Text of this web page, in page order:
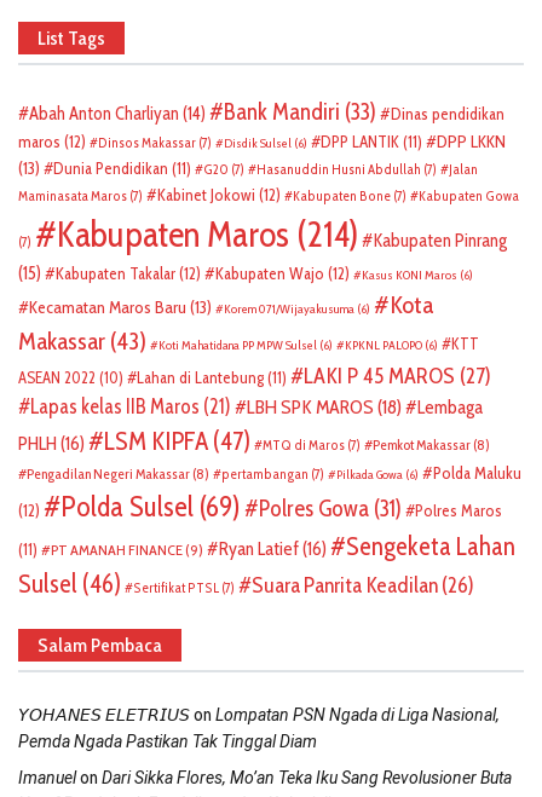
List Tags
Abah Anton Charliyan (14) Bank Mandiri (33)
Dinas pendidikan
maros (12) Dinsos Makassar (7) Disdik Sulsel (6) DPP LANTIK(11)
DPP LKKN
(13)
Dunia Pendidikan (11) G20 (7) Hasanuddin Husni Abdullah (7)
Jalan
Maminasata Maros (7) Kabinet Jokowi (12) Kabupaten Bone (7) Kabupaten Gowa
(7) Kabupaten Maros (214)
Kabupaten Pinrang
(15)
Kabupaten Takalar(12) Kabupaten Wajo (12) Kasus KONI Maros (6)
Kecamatan Maros Baru (13) Korem 071/Wijayakusuma (6)
Kota
Makassar (43) Koti Mahatidana PP MPW Sulsel (6) KPKNL PALOPO (6)
KTT
ASEAN 2022 (10) Lahan di Lantebung(11) LAKI P 45 MAROS (27)
Lapas kelas IIB Maros (21) LBH SPK MAROS (18)
Lembaga
PHLH (16) LSM KIPFA (47) MTQ di Maros (7) Pemkot Makassar (8)
Pengadilan Negeri Makassar (8) pertambangan (7) Pilkada Gowa (6)
Polda Maluku
(12)
Polda Sulsel (69) Polres Gowa (31)
Polres Maros
(11)
PT AMANAH FINANCE(9) Ryan Latief(16)
Sengeketa Lahan
Sulsel (46) Sertifikat PTSL (7) Suara Panrita Keadilan(26)
Salam Pembaca
𝘠𝘖𝘏𝘈𝘕𝘌𝘚 𝘌𝘓𝘌𝘛𝘙𝘐𝘜𝘚on Lompatan PSN Ngada di Liga Nasional,
Pemda Ngada Pastikan Tak Tinggal Diam
Imanuelon Dari Sikka Flores, Mo’an Teka Iku Sang Revolusioner Buta